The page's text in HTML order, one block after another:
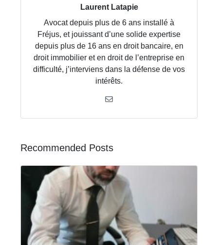
Laurent Latapie
Avocat depuis plus de 6 ans installé à
Fréjus, et jouissant d’une solide expertise
depuis plus de 16 ans en droit bancaire, en
droit immobilier et en droit de l’entreprise en
difficulté, j’interviens dans la défense de vos
intérêts.
Recommended Posts